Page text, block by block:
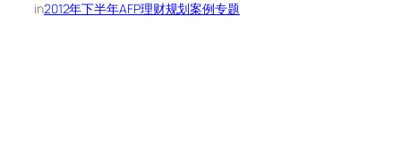
in2012年下半年AFP理财规划案例专题